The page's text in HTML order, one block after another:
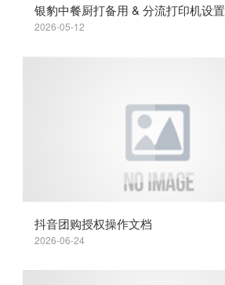
银豹中餐厨打备用 & 分流打印机设置
2026-05-12
抖音团购授权操作文档
2026-06-24